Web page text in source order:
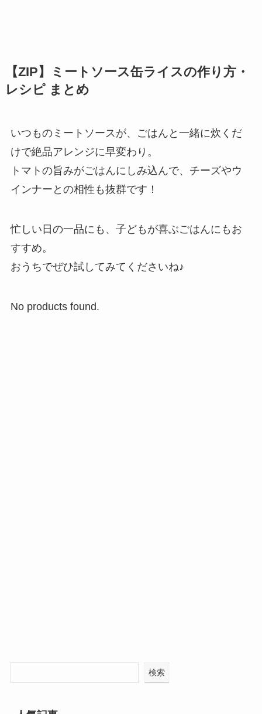
【ZIP】ミートソース缶ライスの作り方・
レシピ まとめ
いつものミートソースが、ごはんと一緒に炊くだ
けで絶品アレンジに早変わり。
トマトの旨みがごはんにしみ込んで、チーズやウ
インナーとの相性も抜群です！
忙しい日の一品にも、子どもが喜ぶごはんにもお
すすめ。
おうちでぜひ試してみてくださいね♪
No products found.
検索